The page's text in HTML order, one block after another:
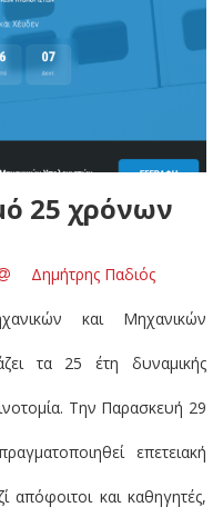
25 χρόνων
Δημήτρης Παδιός
και Μηχανικών
τα 25 έτη δυναμικής
Την Παρασκευή 29
επετειακή
και καθηγητές,